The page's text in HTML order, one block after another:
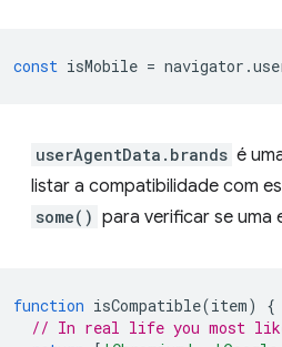
const isMobile = navigator .
userAgentData.brands é
listar a compatibilidade com
some() para verificar se uma
function isCompatible(item)
{
// In real life you most